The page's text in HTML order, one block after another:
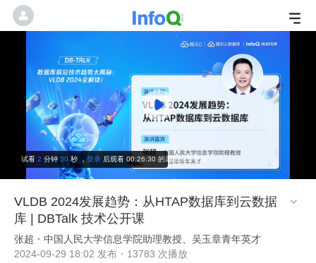
试看 2 分钟 30 秒 ， 登录 后观看 00:26:30 的高清完整视频
VLDB 2024发展趋势：从HTAP数据库到云数据
库 | DBTalk 技术公开课

张超
中国人民大学信息学院助理教授、吴玉章青年英才
2024-09-29 18:02 发布
13783 次播放